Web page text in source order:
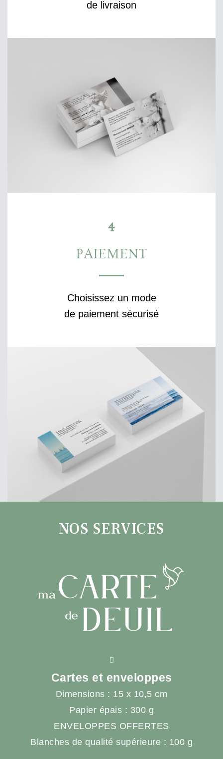
de livraison
4
PAIEMENT
Choisissez un mode
de paiement sécurisé
NOS SERVICES
Cartes et enveloppes
Dimensions : 15 x 10,5 cm
Papier épais : 300 g
ENVELOPPES OFFERTES
Blanches de qualité supérieure : 100 g